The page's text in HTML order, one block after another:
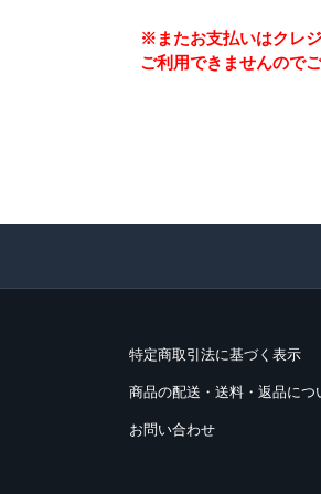
※またお支払いはクレ
ご利用できませんので
特定商取引法に基づく表示
商品の配送・送料・返品につ
お問い合わせ